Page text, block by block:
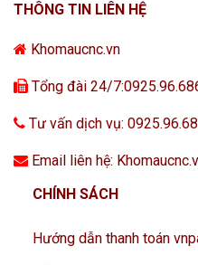
THÔNG TIN LIÊN HỆ
Khomaucnc.vn
Tổng đài 24/
Tư vấn dịch vụ:
Email liên hệ:
CHÍNH SÁCH
Hướng dẫn thanh toán